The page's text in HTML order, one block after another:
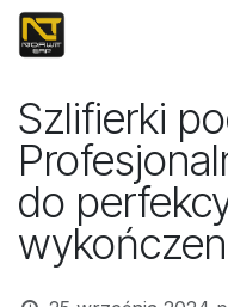
Przejdź do zawartości
Szlifierki
do